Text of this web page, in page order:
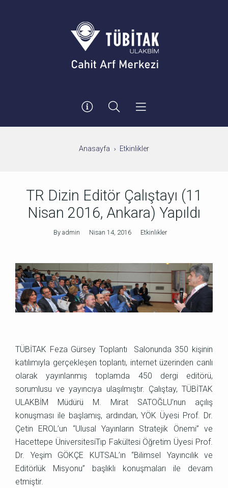
Anasayfa Etkinlikler
TR Dizin Editör Çalıştayı (11
Nisan 2016, Ankara) Yapıldı
By admin Nisan 14, 2016 Etkinlikler
TÜBİTAK Feza Gürsey Toplantı Salonunda 350 kişinin
katılımıyla gerçekleşen toplantı, internet üzerinden canlı
olarak yayınlanmış toplamda 450 dergi editörü,
sorumlusu ve yayıncıya ulaşılmıştır. Çalıştay, TÜBİTAK
ULAKBİM Müdürü M. Mirat SATOĞLU’nun açılış
konuşması ile başlamış, ardından, YÖK Üyesi Prof. Dr.
Çetin EROL’un “Ulusal Yayınların Stratejik Önemi” ve
Hacettepe ÜniversitesiTıp Fakültesi Öğretim Üyesi Prof.
Dr. Yeşim GÖKÇE KUTSAL’ın “Bilimsel Yayıncılık ve
Editörlük Misyonu” başlıklı konuşmaları ile devam
etmiştir.